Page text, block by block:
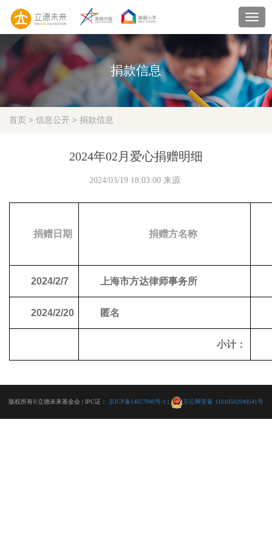
捐款信息
首页 > 信息公开 > 捐款信息
2024年02月爱心捐赠明细
2024/03/19 18:03:00 来源:
捐赠日期 捐赠方名称
2024/2/7 上海市方达律师事务所
2024/2/20 匿名
小计：
版权所有©立德未来基金会 | IPC证： 京ICP备14027940号-1 京公网安备 11010502049541号